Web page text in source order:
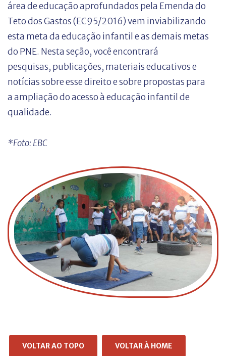
área de educação aprofundados pela Emenda do
Teto dos Gastos (EC95/2016) vem inviabilizando
esta meta da educação infantil e as demais metas
do PNE. Nesta seção, você encontrará
pesquisas, publicações, materiais educativos e
notícias sobre esse direito e sobre propostas para
a ampliação do acesso à educação infantil de
qualidade.
*Foto: EBC
VOLTAR AO TOPO VOLTAR À HOME